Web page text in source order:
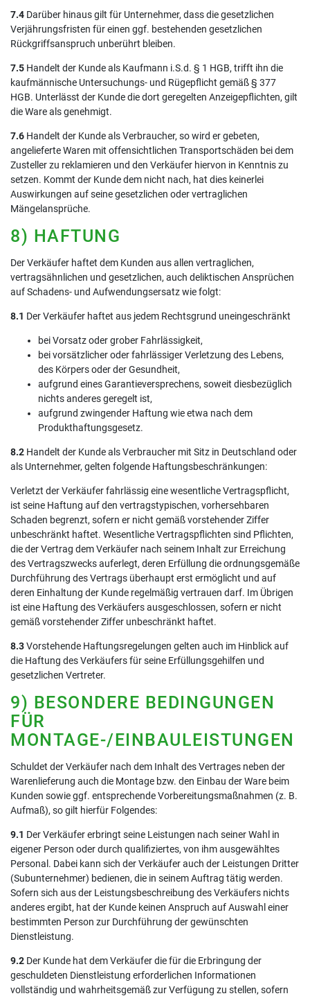
7.4 Darüber hinaus gilt für Unternehmer, dass die gesetzlichen
Verjährungsfristen für einen ggf. bestehenden gesetzlichen
Rückgriffsanspruch unberührt bleiben.
7.5 Handelt der Kunde als Kaufmann i.S.d. § 1 HGB, trifft ihn die
kaufmännische Untersuchungs- und Rügepflicht gemäß § 377
HGB. Unterlässt der Kunde die dort geregelten Anzeigepflichten, gilt
die Ware als genehmigt.
7.6 Handelt der Kunde als Verbraucher, so wird er gebeten,
angelieferte Waren mit offensichtlichen Transportschäden bei dem
Zusteller zu reklamieren und den Verkäufer hiervon in Kenntnis zu
setzen. Kommt der Kunde dem nicht nach, hat dies keinerlei
Auswirkungen auf seine gesetzlichen oder vertraglichen
Mängelansprüche.
8) HAFTUNG
Der Verkäufer haftet dem Kunden aus allen vertraglichen,
vertragsähnlichen und gesetzlichen, auch deliktischen Ansprüchen
auf Schadens- und Aufwendungsersatz wie folgt:
8.1 Der Verkäufer haftet aus jedem Rechtsgrund uneingeschränkt
bei Vorsatz oder grober Fahrlässigkeit,
bei vorsätzlicher oder fahrlässiger Verletzung des Lebens,
des Körpers oder der Gesundheit,
aufgrund eines Garantieversprechens, soweit diesbezüglich
nichts anderes geregelt ist,
aufgrund zwingender Haftung wie etwa nach dem
Produkthaftungsgesetz.
8.2 Handelt der Kunde als Verbraucher mit Sitz in Deutschland oder
als Unternehmer, gelten folgende Haftungsbeschränkungen:
Verletzt der Verkäufer fahrlässig eine wesentliche Vertragspflicht,
ist seine Haftung auf den vertragstypischen, vorhersehbaren
Schaden begrenzt, sofern er nicht gemäß vorstehender Ziffer
unbeschränkt haftet. Wesentliche Vertragspflichten sind Pflichten,
die der Vertrag dem Verkäufer nach seinem Inhalt zur Erreichung
des Vertragszwecks auferlegt, deren Erfüllung die ordnungsgemäße
Durchführung des Vertrags überhaupt erst ermöglicht und auf
deren Einhaltung der Kunde regelmäßig vertrauen darf. Im Übrigen
ist eine Haftung des Verkäufers ausgeschlossen, sofern er nicht
gemäß vorstehender Ziffer unbeschränkt haftet.
8.3Vorstehende Haftungsregelungen gelten auch im Hinblick auf
die Haftung des Verkäufers für seine Erfüllungsgehilfen und
gesetzlichen Vertreter.
9) BESONDERE BEDINGUNGEN
FÜR
MONTAGE-/EINBAULEISTUNGEN
Schuldet der Verkäufer nach dem Inhalt des Vertrages neben der
Warenlieferung auch die Montage bzw. den Einbau der Ware beim
Kunden sowie ggf. entsprechende Vorbereitungsmaßnahmen (z. B.
Aufmaß), so gilt hierfür Folgendes:
9.1 Der Verkäufer erbringt seine Leistungen nach seiner Wahl in
eigener Person oder durch qualifiziertes, von ihm ausgewähltes
Personal. Dabei kann sich der Verkäufer auch der Leistungen Dritter
(Subunternehmer) bedienen, die in seinem Auftrag tätig werden.
Sofern sich aus der Leistungsbeschreibung des Verkäufers nichts
anderes ergibt, hat der Kunde keinen Anspruch auf Auswahl einer
bestimmten Person zur Durchführung der gewünschten
Dienstleistung.
9.2 Der Kunde hat dem Verkäufer die für die Erbringung der
geschuldeten Dienstleistung erforderlichen Informationen
vollständig und wahrheitsgemäß zur Verfügung zu stellen, sofern